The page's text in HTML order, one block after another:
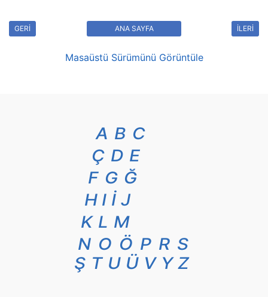
GERİ İLERİ
ANA SAYFA
Masaüstü Sürümünü Görüntüle
A B C
Ç D E
F G Ğ
H I İ J
K L M
N O Ö P R S
Ş T U Ü V Y Z